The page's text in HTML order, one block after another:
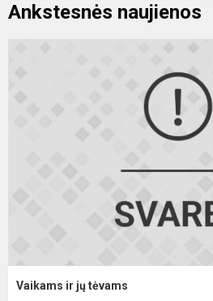
Ankstesnės naujienos
Vaikams ir jų tėvams